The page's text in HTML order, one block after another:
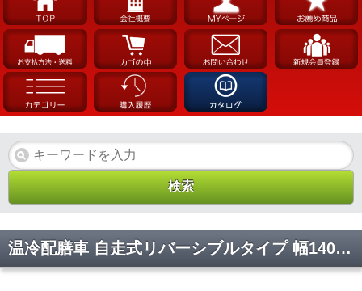
温冷配膳車 自走式リバーシブルタイプ 幅1400×奥行780×高さ1345(mm) MTC-24RJC マルゼン